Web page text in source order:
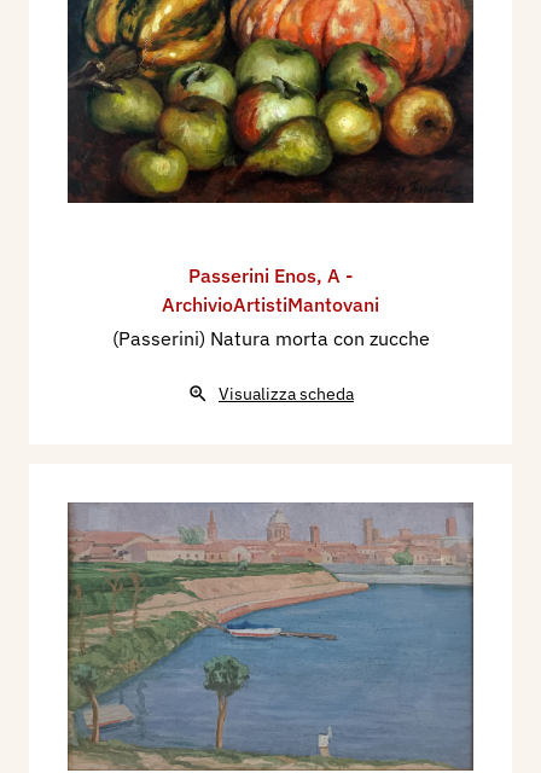
Passerini Enos, A -
ArchivioArtistiMantovani
(Passerini) Natura morta con zucche
Visualizza scheda